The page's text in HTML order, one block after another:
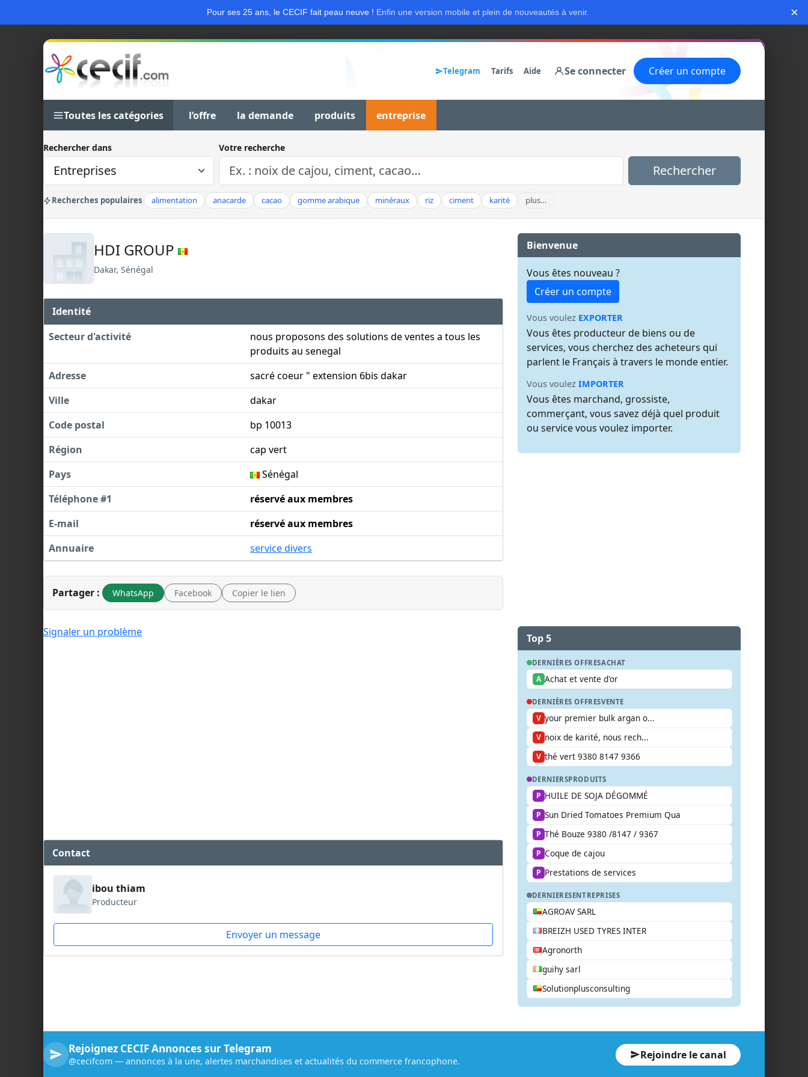
Pour ses 25 ans, le CECIF fait peau neuve ! Enfin une version mobile et plein de nouveautés à venir. ×
Telegram Tarifs Aide Se connecter Créer un compte
Toutes les catégories l’offre la demande produits entreprise
Rechercher dans Votre recherche
Rechercher
Recherches populaires alimentation anacarde cacao gomme arabique minéraux riz ciment karité plus…
HDI GROUP
Dakar, Sénégal
Identité
Secteur d'activité
nous proposons des solutions de ventes a tous les
produits au senegal
Adresse
sacré coeur " extension 6bis dakar
Ville
dakar
Code postal
bp 10013
Région
cap vert
Pays
Sénégal
Téléphone #1
réservé aux membres
E-mail
réservé aux membres
Annuaire
service divers
Partager : WhatsApp Facebook Copier le lien
Signaler un problème
Contact
ibou thiam
Producteur
Envoyer un message
Bienvenue
Vous êtes nouveau ?
Créer un compte
Vous voulez EXPORTER
Vous êtes producteur de biens ou de
services, vous cherchez des acheteurs qui
parlent le Français à travers le monde entier.
Vous voulez IMPORTER
Vous êtes marchand, grossiste,
commerçant, vous savez déjà quel produit
ou service vous voulez importer.
Top 5
DERNIÈRES OFFRESACHAT
A Achat et vente d'or
DERNIÈRES OFFRESVENTE
V your premier bulk argan o...
V noix de karité, nous rech...
V thé vert 9380 8147 9366
DERNIERSPRODUITS
P HUILE DE SOJA DÉGOMMÉ
P Sun Dried Tomatoes Premium Qua
P Thé Bouze 9380 /8147 / 9367
P Coque de cajou
P Prestations de services
DERNIERESENTREPRISES
AGROAV SARL
BREIZH USED TYRES INTER
Agronorth
guihy sarl
Solutionplusconsulting
Rejoignez CECIF Annonces sur Telegram
@cecifcom — annonces à la une, alertes marchandises et actualités du commerce francophone. Rejoindre le canal